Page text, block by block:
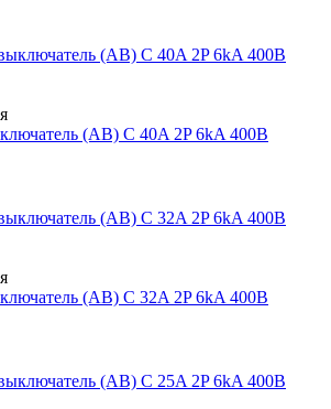
(АВ) C 40A 2P 6kA 400В
(АВ) C 32A 2P 6kA 400В